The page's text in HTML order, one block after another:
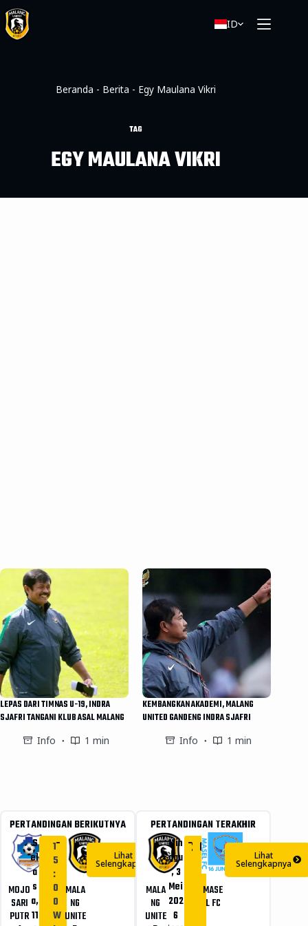
ID
Beranda - Berita - Egy Maulana Vikri
TAG
EGY MAULANA VIKRI
LEPAS DARI TIMNAS U-19, INDRA
SJAFRI TANGANI KLUB ASAL MALANG
Info
1 min
KEMBANGKAN AKADEMI, MALANG
UNITED GANDENG INDRA SJAFRI
Info
1 min
PERTANDINGAN BERIKUTNYA
MOJO
SARI
PUTR
S
el
a
s
a,
11
1
5
:
0
0
W
-
MALA
NG
UNITE
Lihat
Selengkapnya
PERTANDINGAN TERAKHIR
MALA
NG
UNITE
Min
ggu
, 3
Mei
202
6
2
- 0
MASE
L FC
Lihat
Selengkapnya